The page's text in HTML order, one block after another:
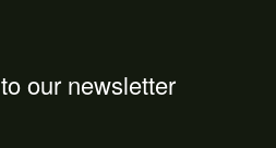
our newsletter